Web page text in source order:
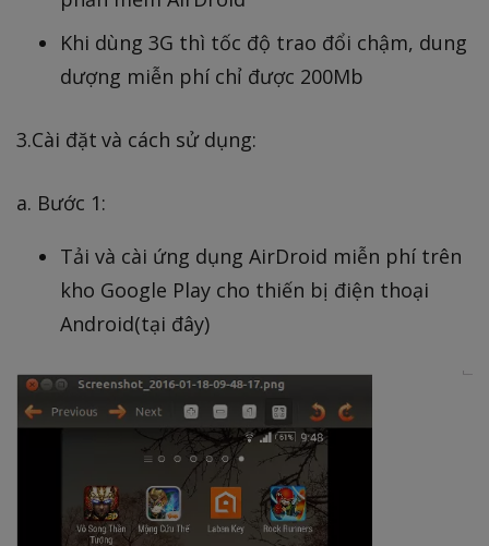
Khi dùng 3G thì tốc độ trao đổi chậm, dung
dượng miễn phí chỉ được 200Mb
3.Cài đặt và cách sử dụng:
a. Bước 1:
Tải và cài ứng dụng AirDroid miễn phí trên
kho Google Play cho thiến bị điện thoại
Android(tại đây)